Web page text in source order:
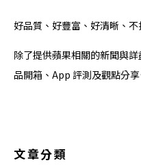
好品質、好豐富、好清晰、
除了提供蘋果相關的新聞與
品開箱、App 評測及觀點分
文章分類